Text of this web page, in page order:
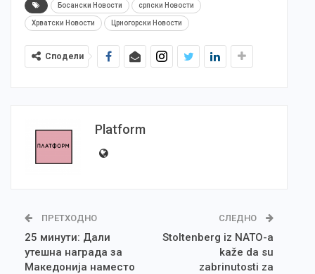
Босански Новости српски Новости
Хрватски Новости Црногорски Новости
Сподели
Platform
ПРЕТХОДНО
25 минути: Дали
утешна награда за
Македонија наместо
СЛЕДНО
Stoltenberg iz NATO-a
kaže da su
zabrinutosti za